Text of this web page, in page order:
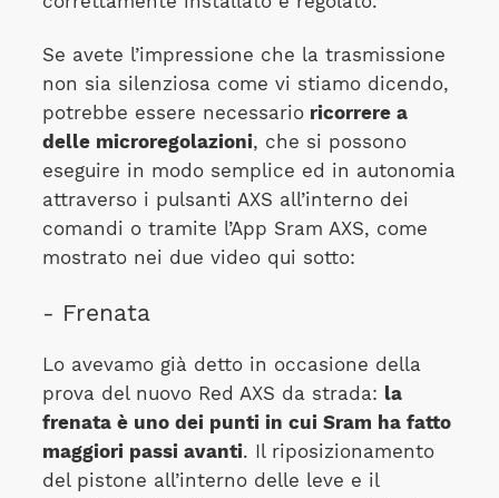
Se avete l’impressione che la trasmissione
non sia silenziosa come vi stiamo dicendo,
potrebbe essere necessarioricorrere a
delle microregolazioni, che si possono
eseguire in modo semplice ed in autonomia
attraverso i pulsanti AXS all’interno dei
comandi o tramite l’App Sram AXS, come
mostrato nei due video qui sotto:
- Frenata
Lo avevamo già detto in occasione della
prova del nuovo Red AXS da strada: la
frenata è uno dei punti in cui Sram ha fatto
maggiori passi avanti. Il riposizionamento
del pistone all’interno delle leve e il